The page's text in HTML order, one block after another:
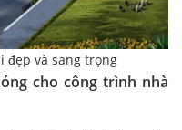
đẹp và sang trọng
cho công trình nhà